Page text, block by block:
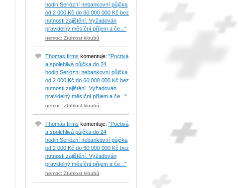
hodin.Seriózní nebankovní půjčka
od 2 000 Kč do 60 000 000 Kč bez
nutnosti zajištění. Vyžadován
pravidelný měsíční příjem a če..."
nemoc: Ztuhlost kloubů
Thomas firms komentuje: "Poctivá
a spolehlivá půjčka do 24
hodin.Seriózní nebankovní půjčka
od 2 000 Kč do 60 000 000 Kč bez
nutnosti zajištění. Vyžadován
pravidelný měsíční příjem a če..."
nemoc: Ztuhlost kloubů
Thomas firms komentuje: "Poctivá
a spolehlivá půjčka do 24
hodin.Seriózní nebankovní půjčka
od 2 000 Kč do 60 000 000 Kč bez
nutnosti zajištění. Vyžadován
pravidelný měsíční příjem a če..."
nemoc: Ztuhlost kloubů